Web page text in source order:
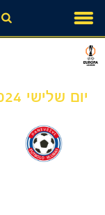
content
יום שלישי 06/08/2024 19:30 אצטדיון LFF